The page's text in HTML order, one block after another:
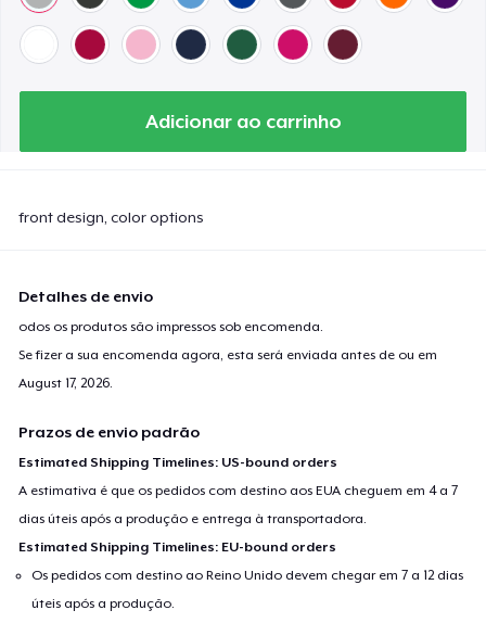
Adicionar ao carrinho
front design, color options
Detalhes de envio
odos os produtos são impressos sob encomenda.
Se fizer a sua encomenda agora, esta será enviada antes de ou em
August 17, 2026.
Prazos de envio padrão
Estimated Shipping Timelines: US-bound orders
A estimativa é que os pedidos com destino aos EUA cheguem em 4 a 7
dias úteis após a produção e entrega à transportadora.
Estimated Shipping Timelines: EU-bound orders
Os pedidos com destino ao Reino Unido devem chegar em 7 a 12 dias
úteis após a produção.